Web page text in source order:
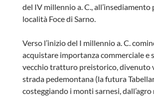
del IV millennio a. C.,
località Foce di Sarno.
Verso l’inizio del I millennio a. C.
acquistare importanza commerciale e
vecchio tratturo preistorico, divenuto
strada pedemontana (la futura
costeggiando i monti sarnesi,